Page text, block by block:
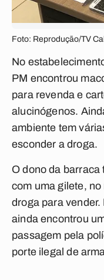
Foto: Reprodução/TV
No
PM encontrou
para revenda e
alucinógenos.
ambiente tem
esconder a droga.
O dono da barraca
com uma gilete,
droga para
ainda encontrou
passagem pela
porte ilegal de